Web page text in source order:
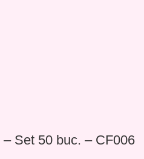
Set 50 buc. – CF006